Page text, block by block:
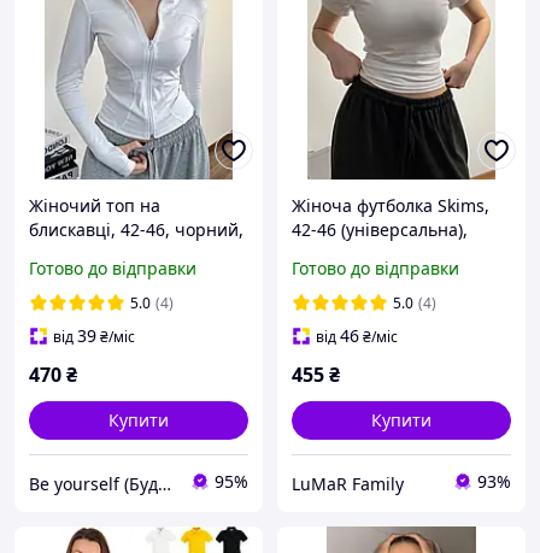
Жіночий топ на
блискавці, 42-46, чорний,
мікродайвінг.
Готово до відправки
5.0 (4)
від39₴/міс
470₴
Купити
Be yourself (Будь собою) 95%
Жіноча футболка Skims,
42-46 (універсальна),
віскоза Туреччина.
Готово до відправки
5.0 (4)
від46₴/міс
455₴
Купити
LuMaR Family 93%